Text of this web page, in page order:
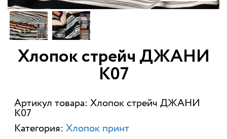
Хлопок стрейч ДЖАНИ
К07
Артикул товара: Хлопок стрейч ДЖАНИ
К07
Категория: Хлопок принт